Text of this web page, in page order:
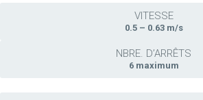
VITESSE
0.5 – 0.63 m/s
NBRE. D’ARRÊTS
6 maximum